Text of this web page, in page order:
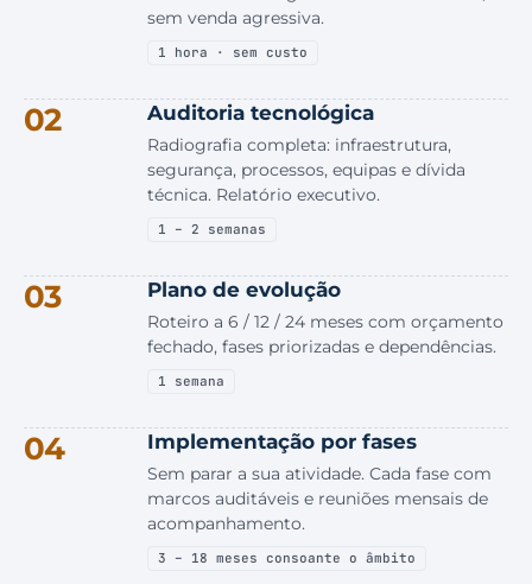
sem venda agressiva.
1 hora · sem custo
02 Auditoria tecnológica
Radiografia completa: infraestrutura,
segurança, processos, equipas e dívida
técnica. Relatório executivo.
1 – 2 semanas
03 Plano de evolução
Roteiro a 6 / 12 / 24 meses com orçamento
fechado, fases priorizadas e dependências.
1 semana
04 Implementação por fases
Sem parar a sua atividade. Cada fase com
marcos auditáveis e reuniões mensais de
acompanhamento.
3 – 18 meses consoante o âmbito